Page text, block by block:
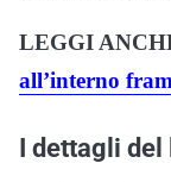
LEGGI
all’interno
I dettagli del